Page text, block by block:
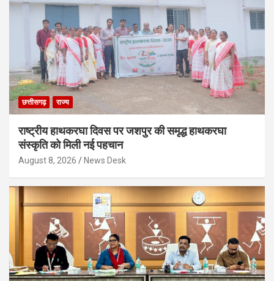
छत्तीसगढ़ राज्य
राष्ट्रीय हाथकरघा दिवस पर जशपुर की समृद्ध हाथकरघा
संस्कृति को मिली नई पहचान
August 8, 2026 News Desk